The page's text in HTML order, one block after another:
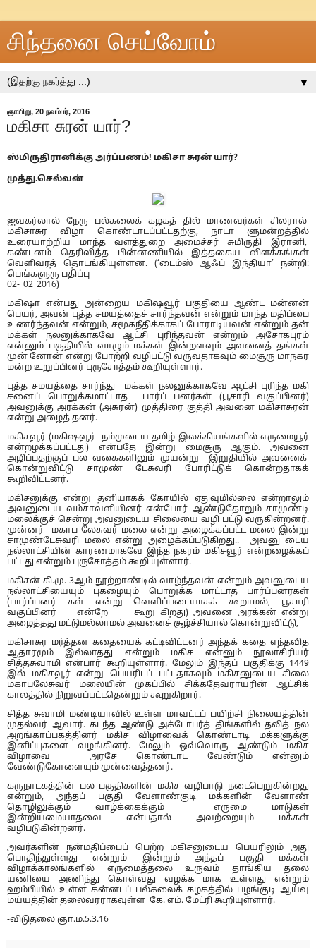
சிந்தனை செய்வோம்
▼
ஞாயிறு, 20 நவம்பர், 2016
மகிசா சுரன் யார்?
ஸ்மிருதிரானிக்கு அர்ப்பணம்! மகிசா சுரன் யார்?
முத்து.செல்வன்
ஜவகர்லால் நேரு பல்கலைக் கழகத் தில் மாணவர்கள் சிலரால்
மகிசாசுர விழா கொண்டாடப்பட்டதற்கு, நாடா ளுமன்றத்தில்
உரையாற்றிய மாந்த வளத்துறை அமைச்சர் சுமிருதி இரானி,
கண்டனம் தெரிவித்த பின்னணியில் இத்தகைய விளக்கங்கள்
வெளிவரத் தொடங்கியுள்ளன. (‘டைம்ஸ் ஆஃப் இந்தியா’ நன்றி:
பெங்களுரு பதிப்பு
02-_02_2016)
மகிஷா என்பது அன்றைய மகிஷவூர் பகுதியை ஆண்ட மன்னன்
பெயர், அவன் புத்த சமயத்தைச் சார்ந்தவன் என்றும் மாந்த மதிப்பை
உணர்ந்தவன் என்றும், சமூகநீதிக்காகப் போராடியவன் என்றும் தன்
மக்கள் நலனுக்காகவே ஆட்சி புரிந்தவன் என்றும் அசோகபுரம்
என்னும் பகுதியில் வாழும் மக்கள் இன்றளவும் அவனைத் தங்கள்
முன் னோன் என்று போற்றி வழிபட்டு வருவதாகவும் மைசூரு மாநகர
மன்ற உறுப்பினர் புருசோத்தம் கூறியுள்ளார்.
புத்த சமயத்தை சார்ந்து மக்கள் நலனுக்காகவே ஆட்சி புரிந்த மகி
சனைப் பொறுக்கமாட்டாத பார்ப் பனர்கள் (பூசாரி வகுப்பினர்)
அவனுக்கு அரக்கன் (அசுரன்) முத்திரை குத்தி அவனை மகிசாசுரன்
என்று அழைத் தனர்.
மகிசவூர் (மகிஷவூர் நம்முடைய தமிழ் இலக்கியங்களில் எருமையூர்
என்றழக்கப்பட்டது) என்பதே இன்று மைசூரு ஆகும். அவனை
அழிப்பதற்குப் பல வகைகளிலும் முயன்று இறுதியில் அவனைக்
கொன்றுவிட்டு சாமுண் டேசுவரி போரிட்டுக் கொன்றதாகக்
கூறிவிட்டனர்.
மகிசனுக்கு என்று தனியாகக் கோயில் ஏதுவுமில்லை என்றாலும்
அவனுடைய வம்சாவளியினர் என்போர் ஆண்டுதோறும் சாமுண்டி
மலைக்குச் சென்று அவனுடைய சிலையை வழி பட்டு வருகின்றனர்.
முன்னர் மகாப லேசுவர் மலை என்று அழைக்கப்பட்ட மலை இன்று
சாமுண்டேசுவரி மலை என்று அழைக்கப்படுகிறது.. அவனு டைய
நல்லாட்சியின் காரணமாகவே இந்த நகரம் மகிசவூர் என்றழைக்கப்
பட்டது என்றும் புருசோத்தம் கூறி யுள்ளார்.
மகிசன் கி.மு. 3ஆம் நூற்றாண்டில் வாழ்ந்தவன் என்றும் அவனுடைய
நல்லாட்சியையும் புகழையும் பொறுக்க மாட்டாத பார்ப்பனரகள்
(பார்ப்பனர் கள் என்று வெளிப்படையாகக் கூறாமல், பூசாரி
வகுப்பினர் என்றே கூறு கிறது) அவனை அரக்கன் என்று
அழைத்தது மட்டுமல்லாமல் அவனைச் சூழ்ச்சியால் கொன்றுவிட்டு,
மகிசாசுர மர்த்தன கதையைக் கட்டிவிட்டனர் அந்தக் கதை எந்தவித
ஆதாரமும் இல்லாதது என்றும் மகிச என்னும் நூலாசிரியர்
சித்தசுவாமி என்பார் கூறியுள்ளார். மேலும் இந்தப் பகுதிக்கு 1449
இல் மகிசவூர் என்று பெயரிடப் பட்டதாகவும் மகிசனுடைய சிலை
மகாபலேசுவர் மலையின் முகப்பில் சிக்கதேவராயரின் ஆட்சிக்
காலத்தில் நிறுவப்பட்டதென்றும் கூறுகிறார்.
சித்த சுவாமி மண்டியாவில் உள்ள மாவட்டப் பயிற்சி நிலையத்தின்
முதல்வர் ஆவார். கடந்த ஆண்டு அக்டோபர்த் திங்களில் தலித் நல
அறங்காப்பகத்தினர் மகிச விழாவைக் கொண்டாடி மக்களுக்கு
இனிப்புகளை வழங்கினர். மேலும் ஒவ்வொரு ஆண்டும் மகிச
விழாவை அரசே கொண்டாட வேண்டும் என்னும்
வேண்டுகோளையும் முன்வைத்தனர்.
கருநாடகத்தின் பல பகுதிகளின் மகிச வழிபாடு நடைபெறுகின்றது
என்றும், அந்தப் பகுதி வேளாண்குடி மக்களின் வேளாண்
தொழிலுக்கும் வாழ்க்கைக்கும் எருமை மாடுகள்
இன்றியமையாதவை என்பதால் அவற்றையும் மக்கள்
வழிபடுகின்றனர்.
அவர்களின் நன்மதிப்பைப் பெற்ற மகிசனுடைய பெயரிலும் அது
பொதிந்துள்ளது என்றும் இன்றும் அந்தப் பகுதி மக்கள்
விழாக்காலங்களில் எருமைத்தலை உருவம் தாங்கிய தலை
யணியை அணிந்து கொள்வது வழக்க மாக உள்ளது என்றும்
ஹம்பியில் உள்ள கன்னடப் பல்கலைக் கழகத்தில் பழங்குடி ஆய்வு
மய்யத்தின் தலைவரராகவுள்ள கே. எம். மேட்ரி கூறியுள்ளார்.
-விடுதலை ஞா.ம.5.3.16